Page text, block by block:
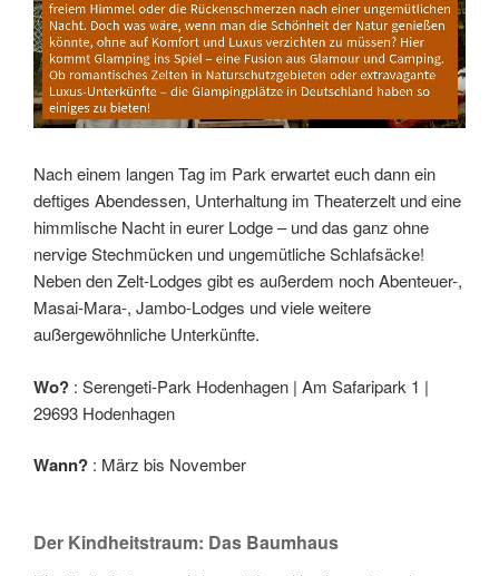
Nach einem langen Tag im Park erwartet euch dann ein
deftiges Abendessen, Unterhaltung im Theaterzelt und eine
himmlische Nacht in eurer Lodge – und das ganz ohne
nervige Stechmücken und ungemütliche Schlafsäcke!
Neben den Zelt-Lodges gibt es außerdem noch Abenteuer-,
Masai-Mara-, Jambo-Lodges und viele weitere
außergewöhnliche Unterkünfte.
Wo? : Serengeti-Park Hodenhagen | Am Safaripark 1 |
29693 Hodenhagen
Wann? : März bis November
Der Kindheitstraum: Das Baumhaus